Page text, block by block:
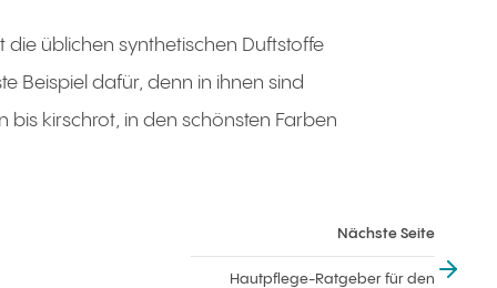
üblichen synthetischen Duftstoffe
Beispiel dafür, denn in ihnen sind
bis kirschrot, in den schönsten Farben
nächste Seite
Hautpflege-Ratgeber für den